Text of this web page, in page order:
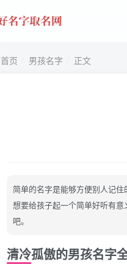
首页 男孩名字 正文
简单的名字是能够方便别人记
想要给孩子起一个简单好听有
吧。
清冷孤傲的男孩名字